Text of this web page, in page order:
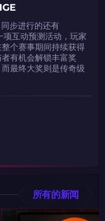
步进行的还有
项互动预测活动，玩家
个赛事期间持续获得
有机会解锁丰富奖
最终大奖则是传奇级
所有的新闻